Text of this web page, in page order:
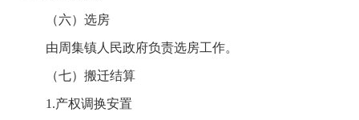
（六）选房
由周集镇人民政府负责选房工作。
（七）搬迁结算
1.产权调换安置